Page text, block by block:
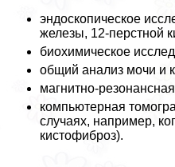
эндоскопическое
железы, 12-перстной
биохимическое
общий анализ мочи и
магнитно-
компьютерная
случаях, например,
кистофиброз).